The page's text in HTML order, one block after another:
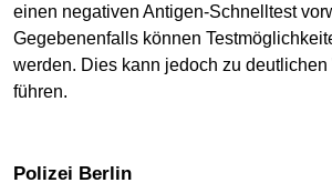
einen negativen Antigen-Schnelltest
Gegebenenfalls können
werden. Dies kann jedoch zu deutlichen
führen.
Polizei Berlin